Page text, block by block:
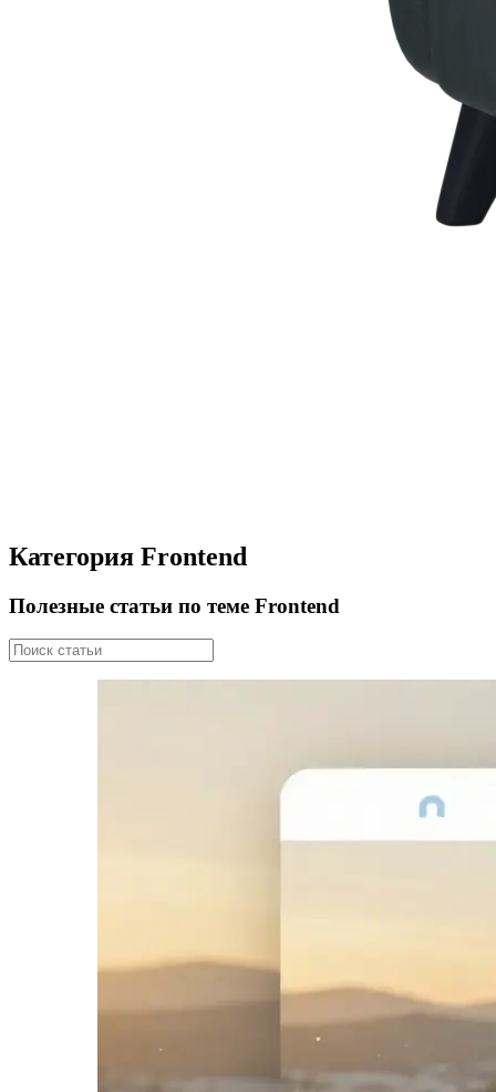
Категория Frontend
Полезные статьи по теме Frontend